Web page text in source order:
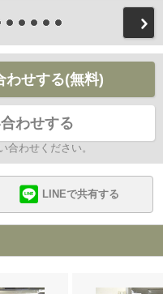
わせする(無料)
わせする
合わせください。
LINEで共有する